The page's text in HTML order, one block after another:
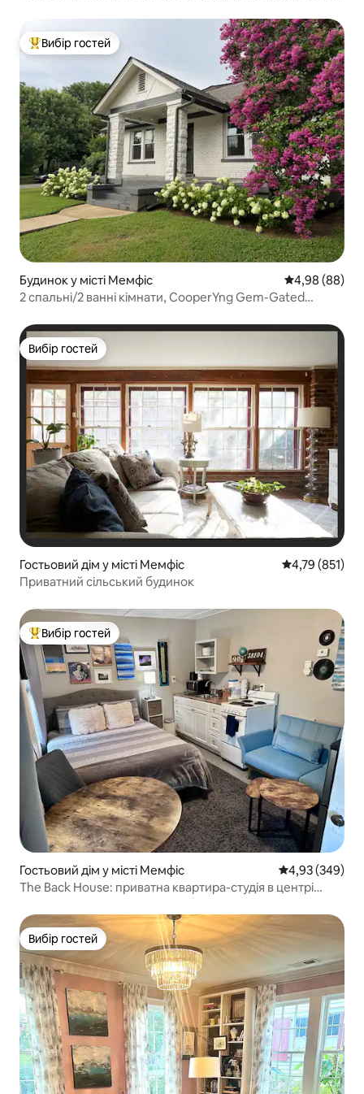
Топ вибір гостей
Вибір гостей
Будинок у місті Мемфіс Середня
4,98 (88)
2 спальні/2 ванні кімнати, CooperYng Gem-Gated
Вибір гостей
Вибір гостей
Гостьовий дім у місті Мемфіс Середня
4,79 (851)
Приватний сільський будинок
Топ вибір гостей
Вибір гостей
Гостьовий дім у місті Мемфіс Середня
4,93 (349)
The Back House: приватна квартира-студія в центрі
Вибір гостей
Вибір гостей